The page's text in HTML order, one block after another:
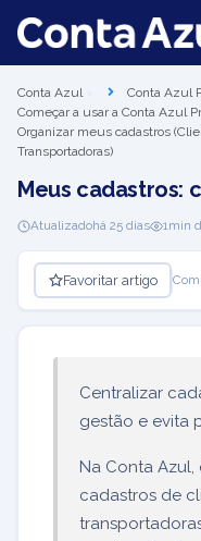
Conta Azul
Conta Azul
Começar a usar a Conta Azul
Organizar meus cadastros
Transportadoras)
Meus cadastros:
Atualizadohá 25 dias 1min
Favoritar artigo
Centralizar
gestão e evita
Na Conta
cadastros de